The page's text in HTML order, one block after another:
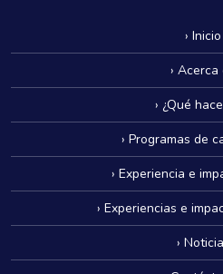
› Inicio
› Acerca
› ¿Qué
› Programas de
› Experiencia e
› Experiencias e
›